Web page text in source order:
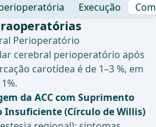
Execução
Perioperatório
cerebral perioperatório após
carotídea é de 1–3 %, em
da ACC com Suprimento
(Círculo de Willis)